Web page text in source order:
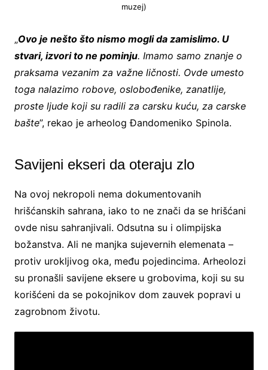
muzej)
„Ovo je nešto što nismo mogli da zamislimo. U
stvari, izvori to ne pominju. Imamo samo znanje o
praksama vezanim za važne ličnosti. Ovde umesto
toga nalazimo robove, oslobođenike, zanatlije,
proste ljude koji su radili za carsku kuću, za carske
bašte”, rekao je arheolog Đandomeniko Spinola.
Savijeni ekseri da oteraju zlo
Na ovoj nekropoli nema dokumentovanih
hrišćanskih sahrana, iako to ne znači da se hrišćani
ovde nisu sahranjivali. Odsutna su i olimpijska
božanstva. Ali ne manjka sujevernih elemenata –
protiv urokljivog oka, među pojedincima. Arheolozi
su pronašli savijene eksere u grobovima, koji su su
korišćeni da se pokojnikov dom zauvek popravi u
zagrobnom životu.